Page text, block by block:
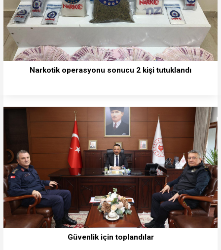
Narkotik operasyonu sonucu 2 kişi tutuklandı
Güvenlik için toplandılar